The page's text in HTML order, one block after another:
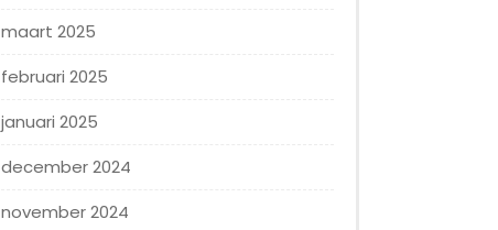
maart 2025
februari 2025
januari 2025
december 2024
november 2024